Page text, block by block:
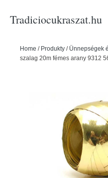
Tradiciocukraszat.hu
Home / Produkty / Ünnepségek
szalag 20m fémes arany 9312